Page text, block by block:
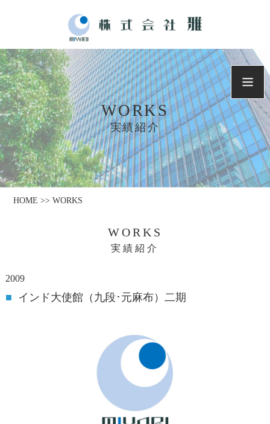
WORKS
実績紹介
HOME >> WORKS
WORKS
実績紹介
2009
■ インド大使館（九段･元麻布）二期